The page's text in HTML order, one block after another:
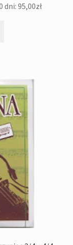
dni: 95,00zł